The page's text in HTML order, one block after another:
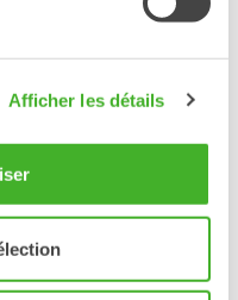
Afficher les détails
au
des